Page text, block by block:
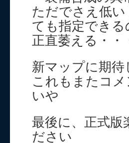
ただでさえ低
ても指定でき
正直萎える・・
新マップに期
これもまたコ
いや
最後に、正式
ださい